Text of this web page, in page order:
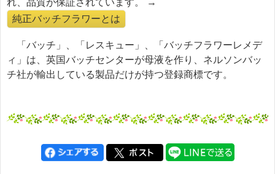
れ、品質が保証されています。 →
純正バッチフラワーとは
「バッチ」、「レスキュー」、「バッチフラワーレメデ
ィ」は、英国バッチセンターが母液を作り、ネルソンバッ
チ社が輸出している製品だけが持つ登録商標です。